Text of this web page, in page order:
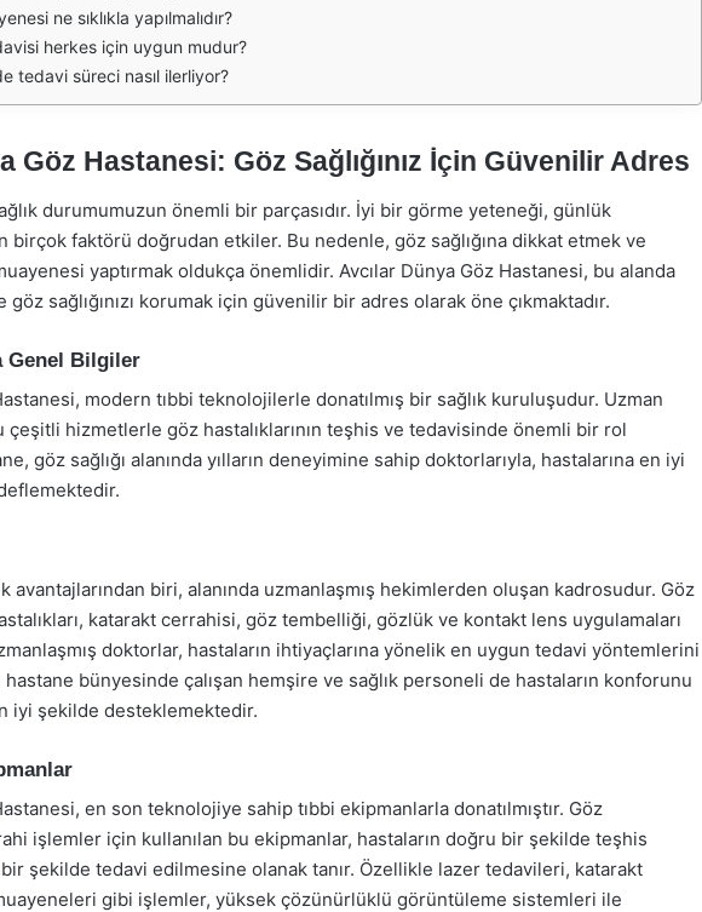
ne sıklıkla yapılmalıdır?
herkes için uygun mudur?
tedavi süreci nasıl ilerliyor?
Göz Hastanesi: Göz Sağlığınız İçin Güvenilir Adres
durumumuzun önemli bir parçasıdır. İyi bir görme yeteneği, günlük
birçok faktörü doğrudan etkiler. Bu nedenle, göz sağlığına dikkat etmek ve
yaptırmak oldukça önemlidir. Avcılar Dünya Göz Hastanesi, bu alanda
sağlığınızı korumak için güvenilir bir adres olarak öne çıkmaktadır.
Genel Bilgiler
modern tıbbi teknolojilerle donatılmış bir sağlık kuruluşudur. Uzman
çeşitli hizmetlerle göz hastalıklarının teşhis ve tedavisinde önemli bir rol
göz sağlığı alanında yılların deneyimine sahip doktorlarıyla, hastalarına en iyi
avantajlarından biri, alanında uzmanlaşmış hekimlerden oluşan kadrosudur. Göz
katarakt cerrahisi, göz tembelliği, gözlük ve kontakt lens uygulamaları
doktorlar, hastaların ihtiyaçlarına yönelik en uygun tedavi yöntemlerini
hastane bünyesinde çalışan hemşire ve sağlık personeli de hastaların konforunu
iyi şekilde desteklemektedir.
en son teknolojiye sahip tıbbi ekipmanlarla donatılmıştır. Göz
işlemler için kullanılan bu ekipmanlar, hastaların doğru bir şekilde teşhis
şekilde tedavi edilmesine olanak tanır. Özellikle lazer tedavileri, katarakt
gibi işlemler, yüksek çözünürlüklü görüntüleme sistemleri ile